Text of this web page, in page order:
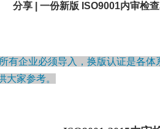
分享 | 一份新版 ISO9001内审检
有企业必须导入，换版认证是各
大家参考。